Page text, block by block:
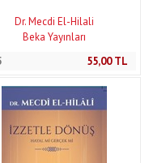
Dr. Mecdi El-Hilali
Beka Yayınları
55,00TL